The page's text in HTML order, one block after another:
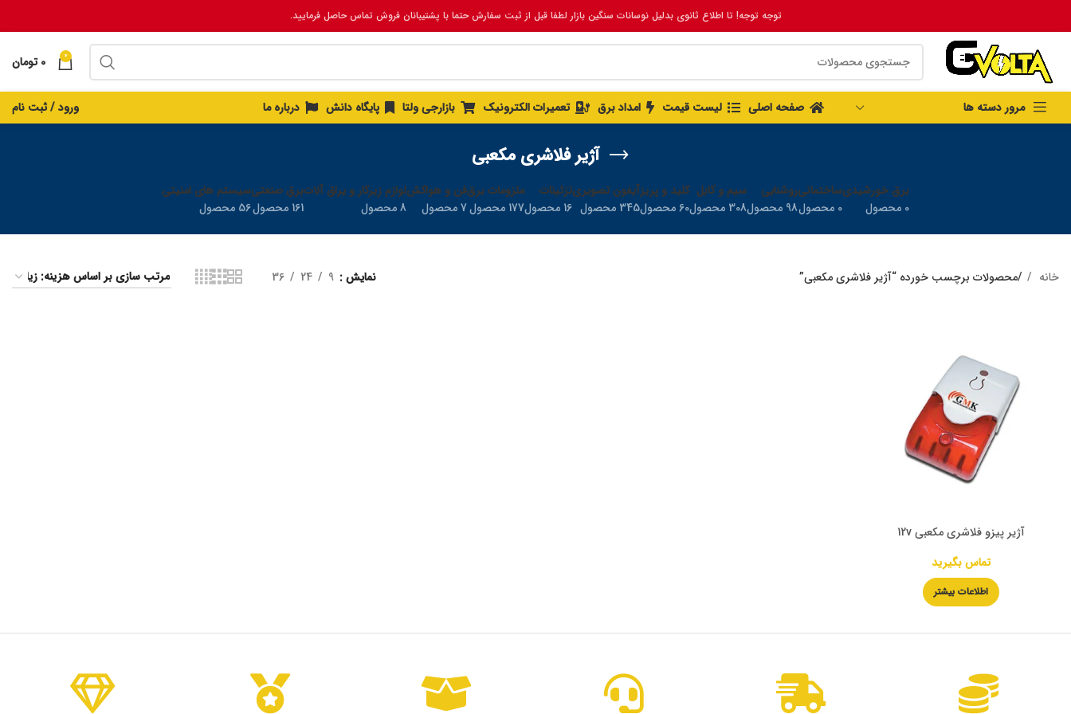
توجه توجه! تا اطلاع ثانوی بدلیل نوسانات سنگین بازار لطفا قبل از ثبت سفارش حتما با پشتیبانان فروش تماس حاصل فرمایید.
0
0 تومان
مرور دسته ها صفحه اصلی لیست قیمت امداد برق تعمیرات الکترونیک بازارجی ولتا پایگاه دانش درباره ما ورود / ثبت نام
آژیر فلاشری مکعبی
برق خورشیدی
0 محصول
ساختمانی
0 محصول
روشنایی
98 محصول
سیم و کابل
308 محصول
کلید و پریز
60 محصول
آیفون تصویری
345 محصول
تزئینات
16 محصول
ملزومات برق
177 محصول
فن و هواکش
7 محصول
لوازم زیرکار و یراق آلات
8 محصول
برق صنعتی
161 محصول
سیستم های امنیتی
56 محصول
خانه محصولات برچسب خورده “آژیر فلاشری مکعبی” نمایش 9
24
36
آژیر پیزو فلاشری مکعبی 12v
تماس بگیرید
اطلاعات بیشتر